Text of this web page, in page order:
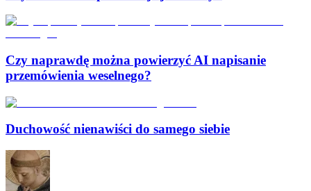
Czy naprawdę można powierzyć AI napisanie
przemówienia weselnego?
Duchowość nienawiści do samego siebie